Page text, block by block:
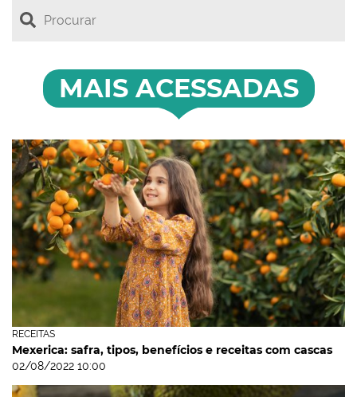
MAIS ACESSADAS
RECEITAS
Mexerica: safra, tipos, benefícios e receitas com cascas
02/08/2022 10:00